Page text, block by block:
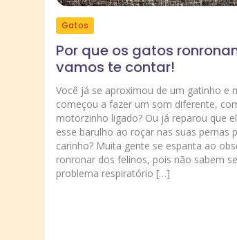
Gatos
Por que os gatos
vamos te contar!
Você já se aproximou de um gatinho e
começou a fazer um som diferente,
motorzinho ligado? Ou já reparou que
esse barulho ao roçar nas suas pernas
carinho? Muita gente se espanta ao
ronronar dos felinos, pois não sabem
problema respiratório […]